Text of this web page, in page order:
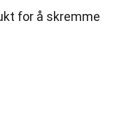
for å skremme